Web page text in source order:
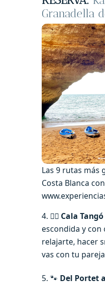
Granadella
Las 9 rutas más
Costa Blanca
4. 🧜‍♀️ Cala
escondida y con
relajarte, hacer
vas con tu
5. 🐾 Del Portet